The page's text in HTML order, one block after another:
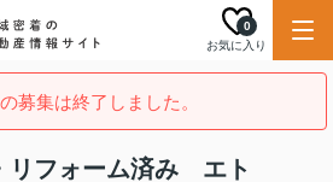
お気に入り
0
募集は終了しました。
リフォーム済み エト